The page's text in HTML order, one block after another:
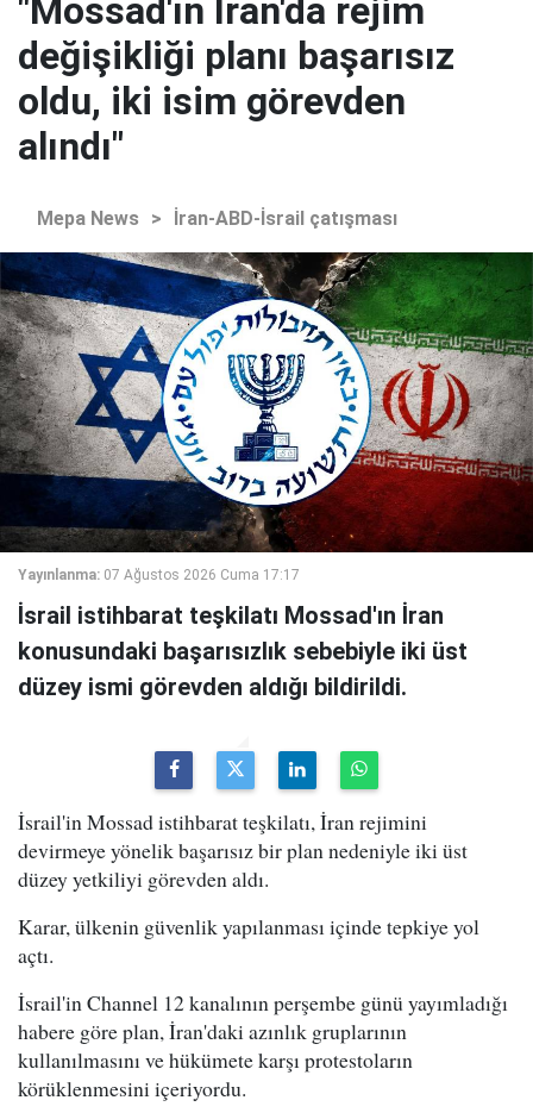
"Mossad'ın İran'da rejim
değişikliği planı başarısız
oldu, iki isim görevden
alındı"
Mepa News > İran-ABD-İsrail çatışması
Yayınlanma: 07 Ağustos 2026 Cuma 17:17
İsrail istihbarat teşkilatı Mossad'ın İran
konusundaki başarısızlık sebebiyle iki üst
düzey ismi görevden aldığı bildirildi.
İsrail'in Mossad istihbarat teşkilatı, İran rejimini
devirmeye yönelik başarısız bir plan nedeniyle iki üst
düzey yetkiliyi görevden aldı.
Karar, ülkenin güvenlik yapılanması içinde tepkiye yol
açtı.
İsrail'in Channel 12 kanalının perşembe günü yayımladığı
habere göre plan, İran'daki azınlık gruplarının
kullanılmasını ve hükümete karşı protestoların
körüklenmesini içeriyordu.